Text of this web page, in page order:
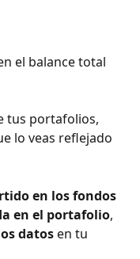
el balance total
tus portafolios,
lo veas reflejado
en los fondos
en el portafolio,
datos en tu